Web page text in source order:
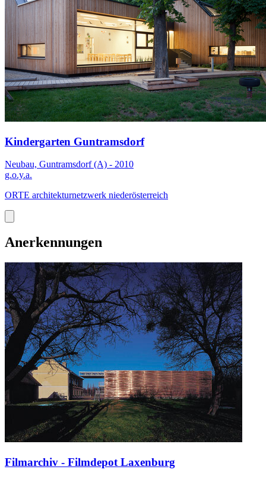
Kindergarten Guntramsdorf
Neubau, Guntramsdorf (A) - 2010
g.o.y.a.
ORTE architekturnetzwerk niederösterreich
Anerkennungen
Filmarchiv - Filmdepot Laxenburg